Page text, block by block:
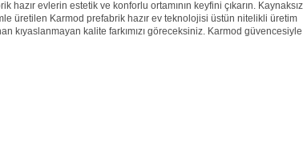
hazır evlerin estetik ve konforlu ortamının keyfini çıkarın. Kaynaksız
üretilen Karmod prefabrik hazır ev teknolojisi üstün nitelikli üretim
kıyaslanmayan kalite farkımızı göreceksiniz. Karmod güvencesiyle